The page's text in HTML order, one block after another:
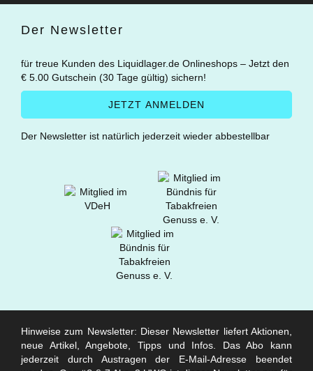
Der Newsletter
für treue Kunden des Liquidlager.de Onlineshops – Jetzt den
€ 5.00 Gutschein (30 Tage gültig) sichern!
Der Newsletter ist natürlich jederzeit wieder abbestellbar
Hinweise zum Newsletter: Dieser Newsletter liefert Aktionen,
neue Artikel, Angebote, Tipps und Infos. Das Abo kann
jederzeit durch Austragen der E-Mail-Adresse beendet